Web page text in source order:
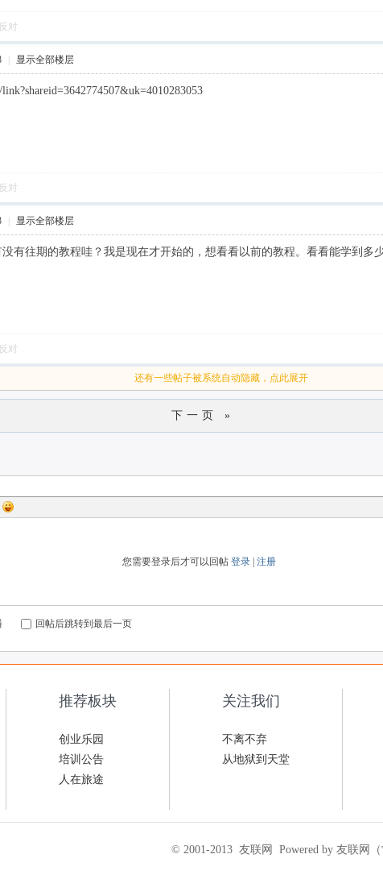
反对
显示全部楼层
反对
显示全部楼层
有往期的教程哇？我是现在才开始的，想看看以前的教程。看看能学到多
反对
还有一些帖子被系统自动隐藏，点此展开
下一页 »
您需要登录后才可以回帖 登录 注册
回帖后跳转到最后一页
推荐板块
创业乐园
培训公告
人在旅途
关注我们
不离不弃
从地狱到天堂
© 2001-2013 友联网 Powered by 友联网